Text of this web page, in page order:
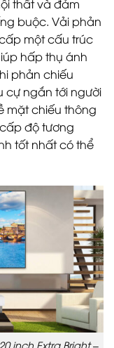
thất và đảm
buộc. Vải phản
một cấu trúc
hấp thụ ánh
phản chiếu
cự ngắn tới người
mặt chiếu thông
độ tương
tốt nhất có thể
inch Extra Bright –